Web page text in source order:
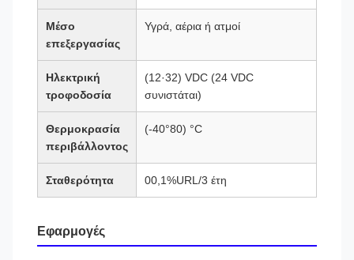
Μέσο
επεξεργασίας
Υγρά, αέρια ή ατμοί
Ηλεκτρική
τροφοδοσία
(12·32) VDC (24 VDC
συνιστάται)
Θερμοκρασία
περιβάλλοντος
(-40°80) °C
Σταθερότητα 00,1%URL/3 έτη
Εφαρμογές